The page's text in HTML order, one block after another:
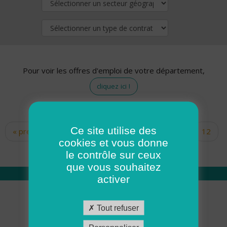
Pour voir les offres d'emploi de votre département,
cliquez ici !
Pages
« premier ‹ précédent … 10
12
14 15 16 17
Qui sommes nous
Académie ADMR
Ce site utilise des
cookies et vous donne
le contrôle sur ceux
que vous souhaitez
activer
Tout refuser